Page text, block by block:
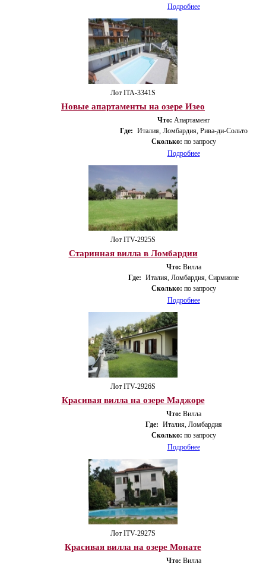
Подробнее
Лот ITA-3341S
Новые апартаменты на озере Изео
Что: Апартамент
Где: Италия, Ломбардия, Рива-ди-Сольто
Сколько: по запросу
Подробнее
Лот ITV-2925S
Старинная вилла в Ломбардии
Что: Вилла
Где: Италия, Ломбардия, Сирмионе
Сколько: по запросу
Подробнее
Лот ITV-2926S
Красивая вилла на озере Маджоре
Что: Вилла
Где: Италия, Ломбардия
Сколько: по запросу
Подробнее
Лот ITV-2927S
Красивая вилла на озере Монате
Что: Вилла